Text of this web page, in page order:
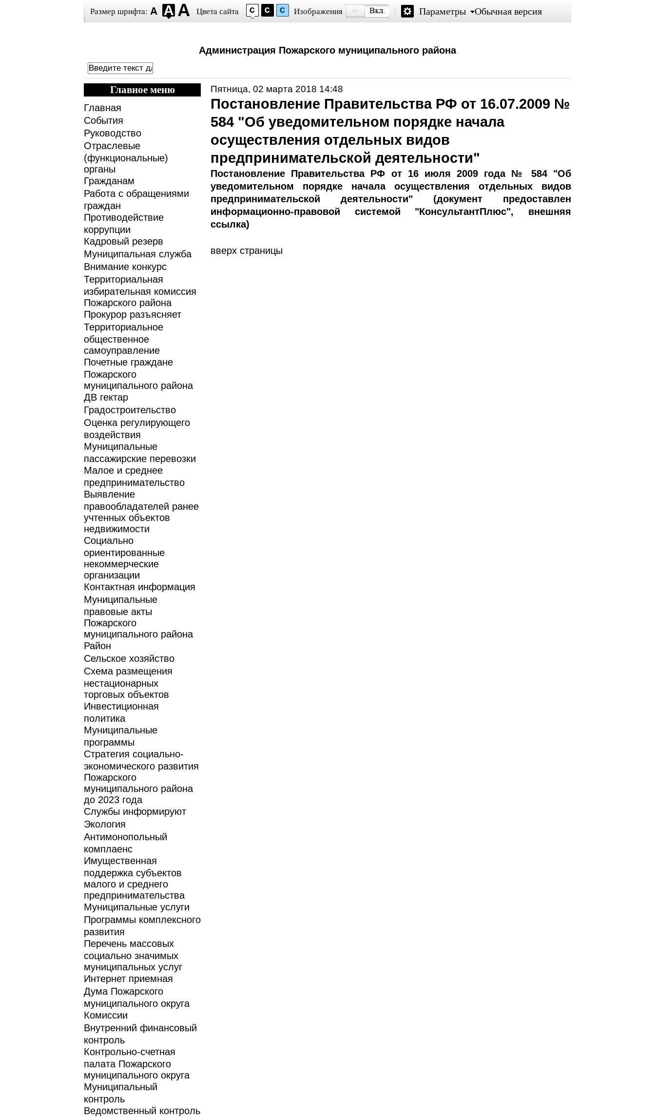
Размер шрифта: Цвета сайта Изображения Параметры Обычная версия
Администрация Пожарского муниципального района
Главное меню
Главная
События
Руководство
Отраслевые
(функциональные)
органы
Гражданам
Работа с обращениями
граждан
Противодействие
коррупции
Кадровый резерв
Муниципальная служба
Внимание конкурс
Территориальная
избирательная комиссия
Пожарского района
Прокурор разъясняет
Территориальное
общественное
самоуправление
Почетные граждане
Пожарского
муниципального района
ДВ гектар
Градостроительство
Оценка регулирующего
воздействия
Муниципальные
пассажирские перевозки
Малое и среднее
предпринимательство
Выявление
правообладателей ранее
учтенных объектов
недвижимости
Социально
ориентированные
некоммерческие
организации
Контактная информация
Муниципальные
правовые акты
Пожарского
муниципального района
Район
Сельское хозяйство
Схема размещения
нестационарных
торговых объектов
Инвестиционная
политика
Муниципальные
программы
Стратегия социально-
экономического развития
Пожарского
муниципального района
до 2023 года
Службы информируют
Экология
Антимонопольный
комплаенс
Имущественная
поддержка субъектов
малого и среднего
предпринимательства
Муниципальные услуги
Программы комплексного
развития
Перечень массовых
социально значимых
муниципальных услуг
Интернет приемная
Дума Пожарского
муниципального округа
Комиссии
Внутренний финансовый
контроль
Контрольно-счетная
палата Пожарского
муниципального округа
Муниципальный
контроль
Ведомственный контроль
Пятница, 02 марта 2018 14:48
Постановление Правительства РФ от 16.07.2009 №
584 "Об уведомительном порядке начала
осуществления отдельных видов
предпринимательской деятельности"
Постановление Правительства РФ от 16 июля 2009 года № 584 "Об
уведомительном порядке начала осуществления отдельных видов
предпринимательской деятельности" (документ предоставлен
информационно-правовой системой "КонсультантПлюс", внешняя
ссылка)
вверх страницы